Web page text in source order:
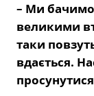
– Ми
великими
таки
вдається.